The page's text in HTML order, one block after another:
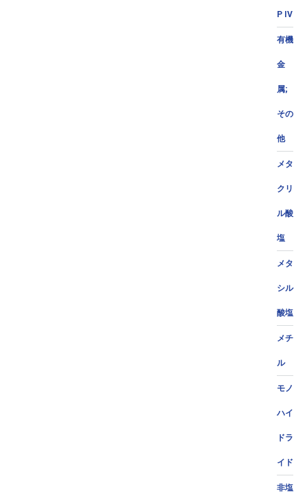
P IV
有機
金
属;
その
他
メタ
クリ
ル酸
塩
メタ
シル
酸塩
メチ
ル
モノ
ハイ
ドラ
イド
非塩